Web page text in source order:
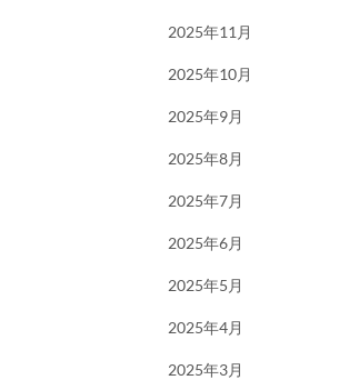
2025年11月
2025年10月
2025年9月
2025年8月
2025年7月
2025年6月
2025年5月
2025年4月
2025年3月